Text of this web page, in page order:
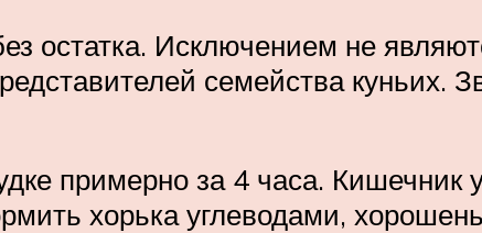
остатка. Исключением не
семейства куньих.
примерно за 4 часа. Кишечник
хорька углеводами,